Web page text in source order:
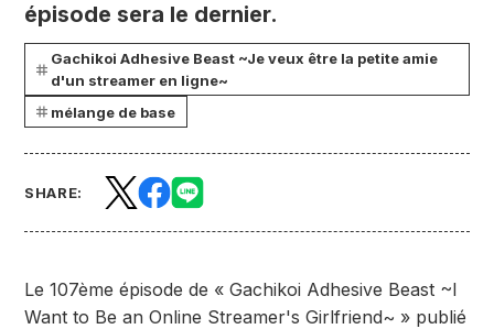
épisode sera le dernier.
Gachikoi Adhesive Beast ~Je veux être la petite amie
d'un streamer en ligne~
mélange de base
SHARE:
Le 107ème épisode de « Gachikoi Adhesive Beast ~I
Want to Be an Online Streamer's Girlfriend~ » publié